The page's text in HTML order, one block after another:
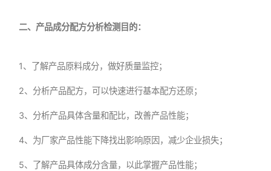
二、产品成分配方分析检测目的：
1、了解产品原料成分，做好质量监控；
2、分析产品配方，可以快速进行基本配方还原；
3、分析产品具体含量和配比，改善产品性能；
4、为厂家产品性能下降找出影响原因，减少企业损失；
5、了解产品具体成分含量，以此掌握产品性能；